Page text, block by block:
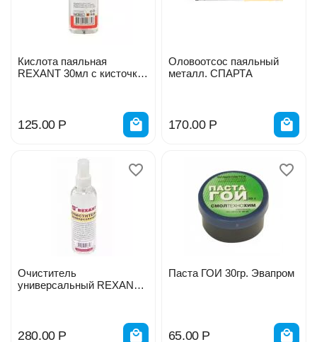
Кислота паяльная
REXANT 30мл с кисточкой
125.00 Р
Оловоотсос паяльный
металл. СПАРТА
170.00 Р
Очиститель
универсальный REXANT,
280.00 Р
Паста ГОИ 30гр. Эвапром
65.00 Р